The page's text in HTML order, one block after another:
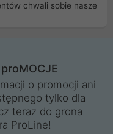
chwali sobie nasze
Gliwice, Kalisz, Bytom,
obsługa!
kapitałem. Działamy
Posiadamy siedzibę
kraju. Cała
o promocji ani
tylko dla
teraz do grona
ProLine!